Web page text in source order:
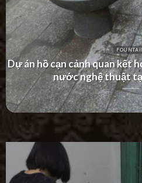
Dự án thác nước tường hiện
Villa